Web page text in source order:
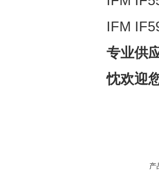
IFM
专业供
忱欢迎
产